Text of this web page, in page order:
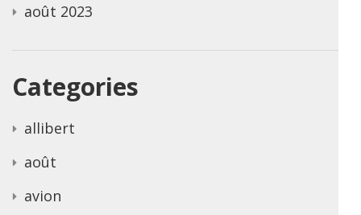
août 2023
Categories
allibert
août
avion